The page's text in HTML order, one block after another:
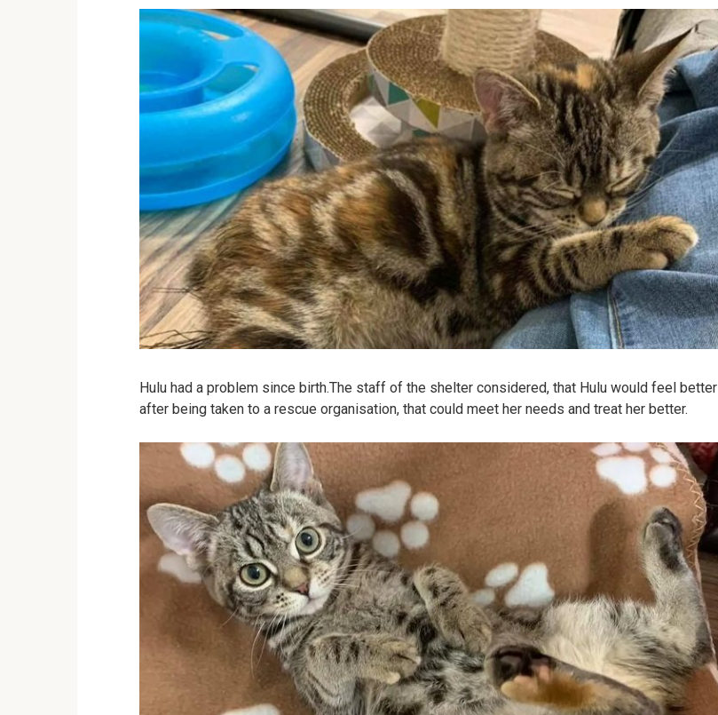
Hulu had a problem since birth.The staff of the shelter considered, that Hulu would feel better
after being taken to a rescue organisation, that could meet her needs and treat her better.